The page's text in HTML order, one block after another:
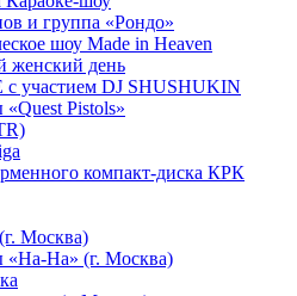
и группа «Рондо»
шоу Made in Heaven
женский день
участием DJ SHUSHUKIN
Pistols»
компакт-диска КРК
Москва)
«На-На» (г. Москва)